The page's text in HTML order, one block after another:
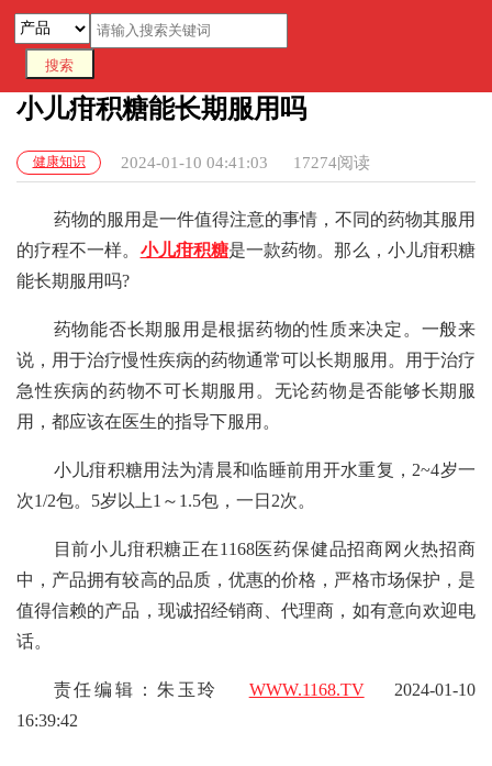
小儿疳积糖能长期服用吗
健康知识 2024-01-10 04:41:03 17274阅读
药物的服用是一件值得注意的事情，不同的药物其服用
的疗程不一样。 小儿疳积糖是一款药物。那么，小儿疳积糖
能长期服用吗?
药物能否长期服用是根据药物的性质来决定。一般来
说，用于治疗慢性疾病的药物通常可以长期服用。用于治疗
急性疾病的药物不可长期服用。无论药物是否能够长期服
用，都应该在医生的指导下服用。
小儿疳积糖用法为清晨和临睡前用开水重复，2~4岁一
次1/2包。5岁以上1～1.5包，一日2次。
目前小儿疳积糖正在1168医药保健品招商网火热招商
中，产品拥有较高的品质，优惠的价格，严格市场保护，是
值得信赖的产品，现诚招经销商、代理商，如有意向欢迎电
话。
责任编辑：朱玉玲 WWW.1168.TV2024-01-10
16:39:42